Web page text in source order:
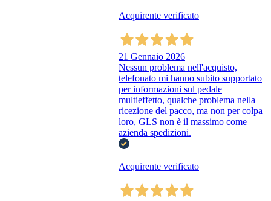
Acquirente verificato
21 Gennaio 2026
Nessun problema nell'acquisto,
telefonato mi hanno subito supportato
per informazioni sul pedale
multieffetto, qualche problema nella
ricezione del pacco, ma non per colpa
loro, GLS non è il massimo come
azienda spedizioni.
Acquirente verificato